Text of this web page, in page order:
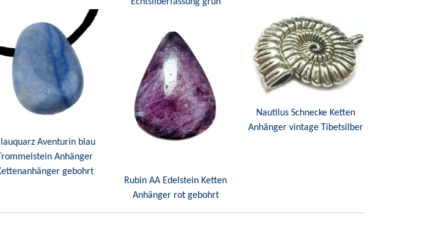
Echtsilberfassung grün
Aventurin blau
Anhänger
gebohrt
Rubin AA Edelstein Ketten
Anhänger rot gebohrt
Nautilus Schnecke Ketten
Anhänger vintage Tibetsilber